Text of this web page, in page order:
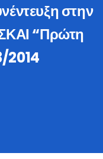
στην
“Πρώτη
2014